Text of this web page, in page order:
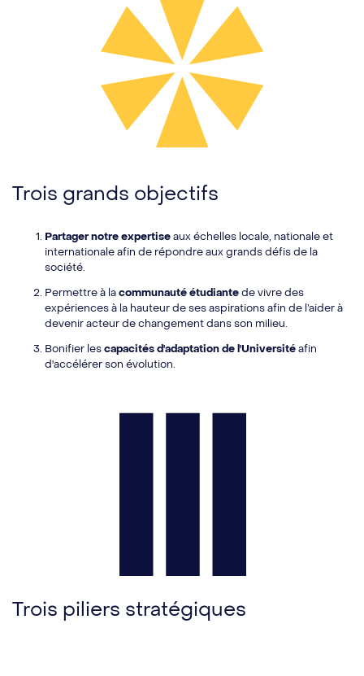
Trois grands objectifs
Partager notre expertiseaux échelles locale, nationale et
internationale afin de répondre aux grands défis de la
société.
Permettre à lacommunauté étudiantede vivre des
expériences à la hauteur de ses aspirations afin de l’aider à
devenir acteur de changement dans son milieu.
Bonifier lescapacités d'adaptation de l'Universitéafin
d'accélérer son évolution.
Trois piliers stratégiques